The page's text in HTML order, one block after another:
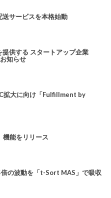
サービスを本格始動
供する スタートアップ企業
知らせ
拡大に向け「Fulfillment by
機能をリリース
の波動を「t-Sort MAS」で吸収